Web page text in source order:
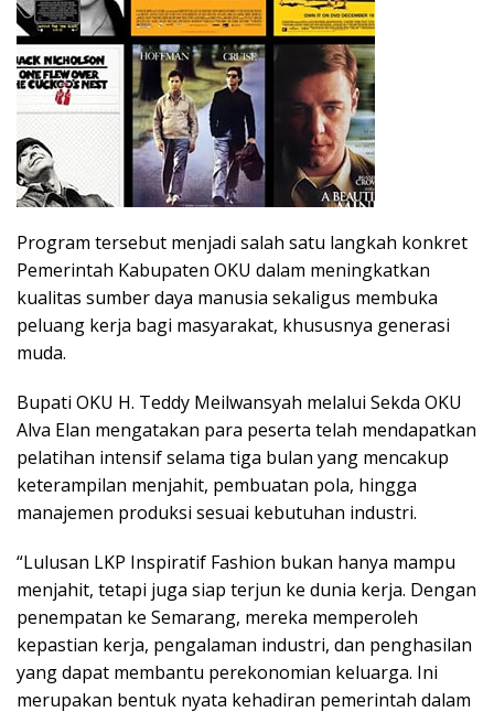
Program tersebut menjadi salah satu langkah konkret
Pemerintah Kabupaten OKU dalam meningkatkan
kualitas sumber daya manusia sekaligus membuka
peluang kerja bagi masyarakat, khususnya generasi
muda.
Bupati OKU H. Teddy Meilwansyah melalui Sekda OKU
Alva Elan mengatakan para peserta telah mendapatkan
pelatihan intensif selama tiga bulan yang mencakup
keterampilan menjahit, pembuatan pola, hingga
manajemen produksi sesuai kebutuhan industri.
“Lulusan LKP Inspiratif Fashion bukan hanya mampu
menjahit, tetapi juga siap terjun ke dunia kerja. Dengan
penempatan ke Semarang, mereka memperoleh
kepastian kerja, pengalaman industri, dan penghasilan
yang dapat membantu perekonomian keluarga. Ini
merupakan bentuk nyata kehadiran pemerintah dalam